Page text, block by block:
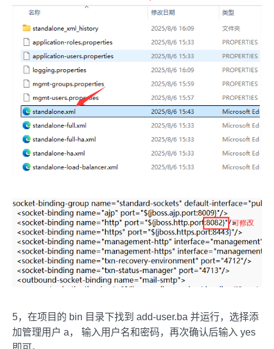
5，在项目的 bin 目录下找到 add-user.ba 并运行，选择添
加管理用户 a， 输入用户名和密码，再次确认后输入 yes